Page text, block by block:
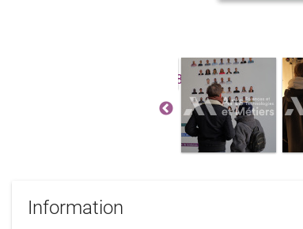
Information